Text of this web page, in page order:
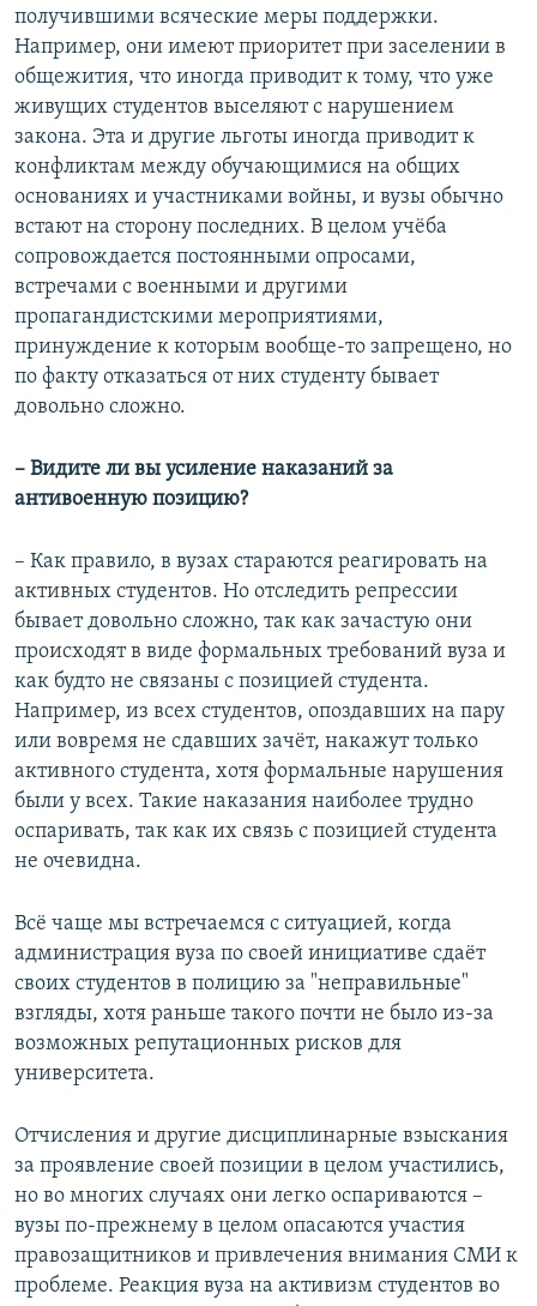
получившими всяческие меры поддержки.
Например, они имеют приоритет при заселении в
общежития, что иногда приводит к тому, что уже
живущих студентов выселяют с нарушением
закона. Эта и другие льготы иногда приводит к
конфликтам между обучающимися на общих
основаниях и участниками войны, и вузы обычно
встают на сторону последних. В целом учёба
сопровождается постоянными опросами,
встречами с военными и другими
пропагандистскими мероприятиями,
принуждение к которым вообще-то запрещено, но
по факту отказаться от них студенту бывает
довольно сложно.
– Видите ли вы усиление наказаний за
антивоенную позицию?
– Как правило, в вузах стараются реагировать на
активных студентов. Но отследить репрессии
бывает довольно сложно, так как зачастую они
происходят в виде формальных требований вуза и
как будто не связаны с позицией студента.
Например, из всех студентов, опоздавших на пару
или вовремя не сдавших зачёт, накажут только
активного студента, хотя формальные нарушения
были у всех. Такие наказания наиболее трудно
оспаривать, так как их связь с позицией студента
не очевидна.
Всё чаще мы встречаемся с ситуацией, когда
администрация вуза по своей инициативе сдаёт
своих студентов в полицию за "неправильные"
взгляды, хотя раньше такого почти не было из-за
возможных репутационных рисков для
университета.
Отчисления и другие дисциплинарные взыскания
за проявление своей позиции в целом участились,
но во многих случаях они легко оспариваются –
вузы по-прежнему в целом опасаются участия
правозащитников и привлечения внимания СМИ к
проблеме. Реакция вуза на активизм студентов во